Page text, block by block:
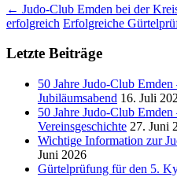
Beitragsnavigation
← Judo-Club Emden bei der
erfolgreich Erfolgreiche
Letzte Beiträge
50 Jahre Judo-Club
Jubiläumsabend 16. Juli
50 Jahre Judo-Club
Vereinsgeschichte 27. Juni
Wichtige Information zur
Juni 2026
Gürtelprüfung für den 5.